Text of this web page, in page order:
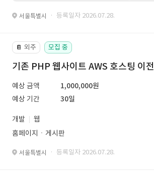
서울특별시 · 등록일자 2026.07.28.
📔 외주 모집 중
기존 PHP 웹사이트 AWS 호스팅 이전
예상 금액
1,000,000원
예상 기간
30일
개발
웹
홈페이지ㆍ게시판
서울특별시 · 등록일자 2026.07.28.